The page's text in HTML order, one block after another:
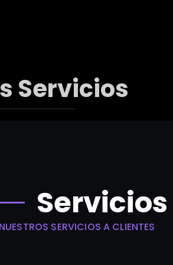
Servicios
Servicios
SERVICIOS A CLIENTES